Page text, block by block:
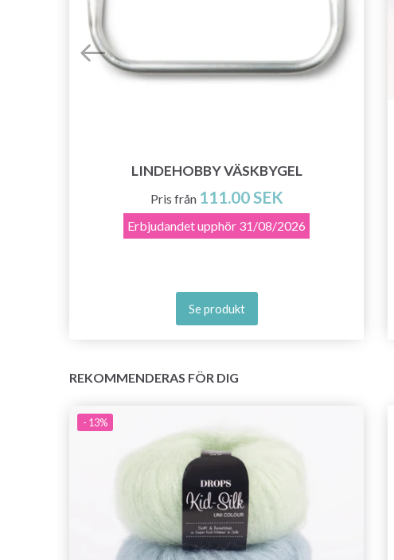
LINDEHOBBY VÄSKBYGEL
Pris från 111.00 SEK
Erbjudandet upphör 31/08/2026
Se produkt
REKOMMENDERAS FÖR DIG
- 13%